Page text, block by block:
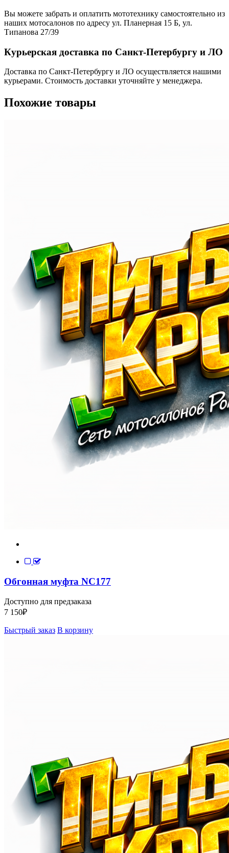
Вы можете забрать и оплатить мототехнику самостоятельно из
наших мотосалонов по адресу ул. Планерная 15 Б, ул.
Типанова 27/39
Курьерская доставка по Санкт-Петербургу и ЛО
Доставка по Санкт-Петербургу и ЛО осуществляется нашими
курьерами. Стоимость доставки уточняйте у менеджера.
Похожие товары
Обгонная муфта NC177
Доступно для предзаказа
7 150₽
Быстрый заказ В корзину